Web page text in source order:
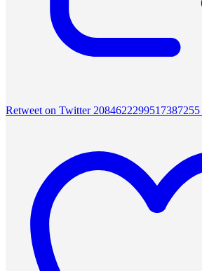
Retweet on Twitter 2084622299517387255